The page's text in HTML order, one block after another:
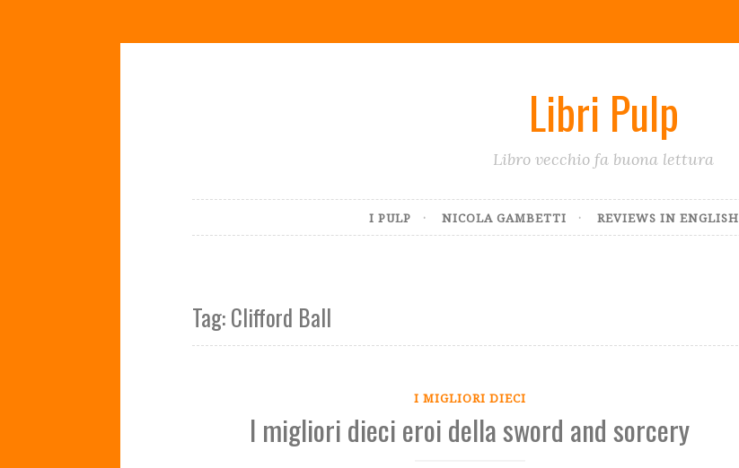
Libri Pulp
Libro vecchio fa buona lettura
I PULP NICOLA GAMBETTI REVIEWS IN ENGLISH
Tag:Clifford Ball
I MIGLIORI DIECI
I migliori dieci eroi della sword and sorcery